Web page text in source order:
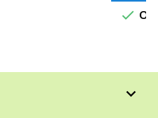

